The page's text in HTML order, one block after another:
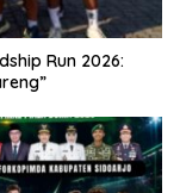
Run 2026: